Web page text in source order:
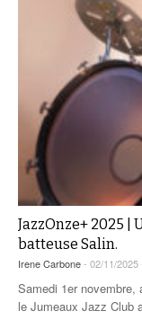
JazzOnze+ 2025 |
batteuse Salin.
Irene Carbone- 02/11/2025
Samedi 1er
le Jumeaux Jazz Club